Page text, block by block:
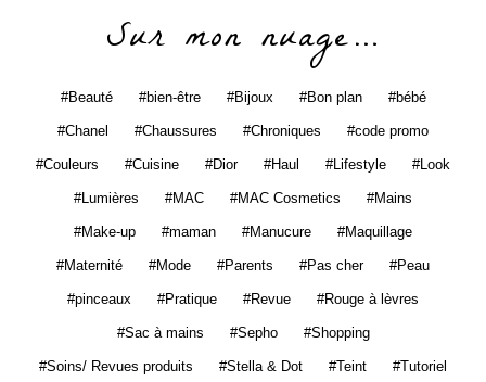
Sur mon nuage…
Beauté bien-être Bijoux Bon plan bébé
Chanel Chaussures Chroniques code promo
Couleurs Cuisine Dior Haul Lifestyle Look
Lumières MAC MAC Cosmetics Mains
Make-up maman Manucure Maquillage
Maternité Mode Parents Pas cher Peau
pinceaux Pratique Revue Rouge à lèvres
Sac à mains Sepho Shopping
Soins/ Revues produits Stella & Dot Teint Tutoriel